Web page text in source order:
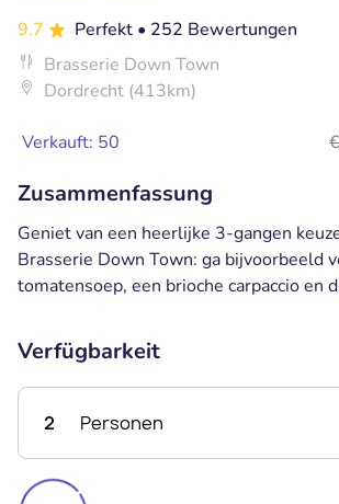
9.7 Perfekt • 252 Bewertungen
Brasserie Down Town
Dordrecht (413km)
Verkauft: 50
Zusammenfassung
Geniet van een heerlijke 3-gangen
Brasserie Down Town: ga bijvoorbeeld
tomatensoep, een brioche carpaccio en
Verfügbarkeit
2 Personen